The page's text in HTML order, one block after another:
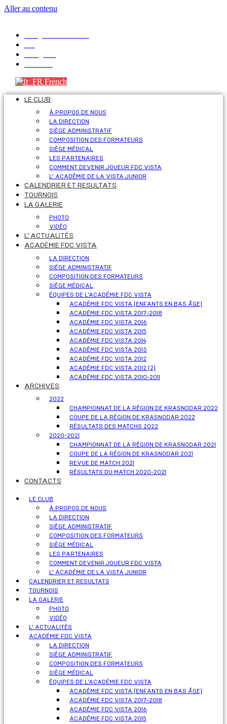
Aller au contenu
French
LE CLUB
À PROPOS DE NOUS
LA DIRECTION
SIÈGE ADMINISTRATIF
COMPOSITION DES FORMATEURS
SIÈGE MÉDICAL
LES PARTENAIRES
COMMENT DEVENIR JOUEUR FDC VISTA
L’ ACADÉMIE DE LA VISTA JUNIOR
CALENDRIER ET RESULTATS
TOURNOIS
LA GALERIE
PHOTO
VIDÉO
L’ ACTUALITÉS
ACADÉMIE FDC VISTA
LA DIRECTION
SIÈGE ADMINISTRATIF
COMPOSITION DES FORMATEURS
SIÈGE MÉDICAL
ÉQUIPES DE L'ACADÉMIE FDC VISTA
ACADÉMIE FDC VISTA (ENFANTS EN BAS ÂGE)
ACADÉMIE FDC VISTA 2017-2018
ACADÉMIE FDC VISTA 2016
ACADÉMIE FDC VISTA 2015
ACADÉMIE FDC VISTA 2014
ACADÉMIE FDC VISTA 2013
ACADÉMIE FDC VISTA 2012
ACADÉMIE FDC VISTA 2012 (2)
ACADÉMIE FDC VISTA 2010-2011
ARCHIVES
2022
CHAMPIONNAT DE LA RÉGION DE KRASNODAR 2022
COUPE DE LA RÉGION DE KRASNODAR 2022
RÉSULTATS DES MATCHS 2022
2020-2021
CHAMPIONNAT DE LA RÉGION DE KRASNODAR 2021
COUPE DE LA RÉGION DE KRASNODAR 2021
REVUE DE MATCH 2021
RÉSULTATS DU MATCH 2020-2021
CONTACTS
LE CLUB
À PROPOS DE NOUS
LA DIRECTION
SIÈGE ADMINISTRATIF
COMPOSITION DES FORMATEURS
SIÈGE MÉDICAL
LES PARTENAIRES
COMMENT DEVENIR JOUEUR FDC VISTA
L’ ACADÉMIE DE LA VISTA JUNIOR
CALENDRIER ET RESULTATS
TOURNOIS
LA GALERIE
PHOTO
VIDÉO
L’ ACTUALITÉS
ACADÉMIE FDC VISTA
LA DIRECTION
SIÈGE ADMINISTRATIF
COMPOSITION DES FORMATEURS
SIÈGE MÉDICAL
ÉQUIPES DE L'ACADÉMIE FDC VISTA
ACADÉMIE FDC VISTA (ENFANTS EN BAS ÂGE)
ACADÉMIE FDC VISTA 2017-2018
ACADÉMIE FDC VISTA 2016
ACADÉMIE FDC VISTA 2015